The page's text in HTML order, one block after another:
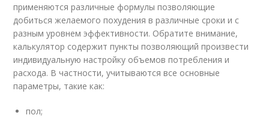
применяются различные формулы позволяющие
добиться желаемого похудения в различные сроки и с
разным уровнем эффективности. Обратите внимание,
калькулятор содержит пункты позволяющий произвести
индивидуальную настройку объемов потребления и
расхода. В частности, учитываются все основные
параметры, такие как:
пол;